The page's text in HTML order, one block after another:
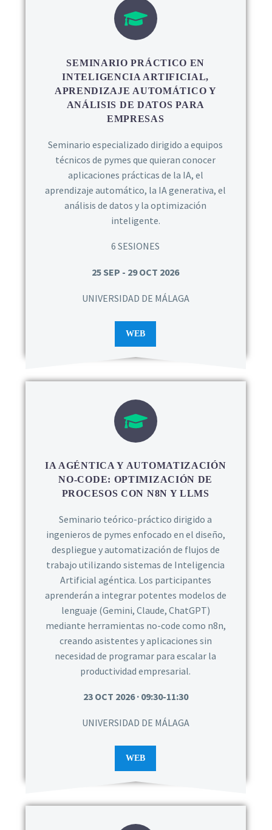
SEMINARIO PRÁCTICO EN
INTELIGENCIA ARTIFICIAL,
APRENDIZAJE AUTOMÁTICO Y
ANÁLISIS DE DATOS PARA
EMPRESAS
Seminario especializado dirigido a equipos
técnicos de pymes que quieran conocer
aplicaciones prácticas de la IA, el
aprendizaje automático, la IA generativa, el
análisis de datos y la optimización
inteligente.
6 SESIONES
25 SEP - 29 OCT 2026
UNIVERSIDAD DE MÁLAGA
WEB
IA AGÉNTICA Y AUTOMATIZACIÓN
NO-CODE: OPTIMIZACIÓN DE
PROCESOS CON N8N Y LLMS
Seminario teórico-práctico dirigido a
ingenieros de pymes enfocado en el diseño,
despliegue y automatización de flujos de
trabajo utilizando sistemas de Inteligencia
Artificial agéntica. Los participantes
aprenderán a integrar potentes modelos de
lenguaje (Gemini, Claude, ChatGPT)
mediante herramientas no-code como n8n,
creando asistentes y aplicaciones sin
necesidad de programar para escalar la
productividad empresarial.
23 OCT 2026 · 09:30-11:30
UNIVERSIDAD DE MÁLAGA
WEB